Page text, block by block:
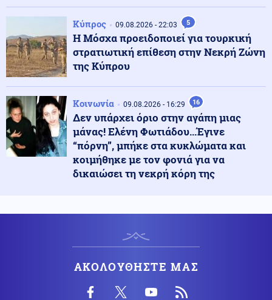
Κοινωνία 10.08.2026 - 10:12
Ρόδος: Νεκρός ανασύρθηκε από τη θάλασσα 72χρονος
Σουηδός τουρίστας
Ένοπλες Συρράξεις
Ρωσία: 456 ουκρανικά drones καταρρίφθηκαν κατά τη
διάρκεια της νύχτας
Κοινωνία 10.08.2026 - 09:55
Νεκρή 74χρονη γυναίκα στη Σκάλα Κατερίνης
Φωτιές στη Δυτική Αττική: Ξεκινούν σήμερα Δευτέρα
10/8 οι αιτήσεις για τις αποζημιώσεις
Μέση Ανατολή 10.08.2026 - 09:46
Κύπρος 09.08.2026 - 22:03 5
Η Μόσχα προειδοποιεί για τουρκική
στρατιωτική επίθεση στην Νεκρή Ζώνη
της Κύπρου
Κοινωνία 09.08.2026 - 16:29 16
Δεν υπάρχει όριο στην αγάπη μιας
μάνας! Ελένη Φωτιάδου...Έγινε
“πόρνη”, μπήκε στα κυκλώματα και
κοιμήθηκε με τον φονιά για να
δικαιώσει τη νεκρή κόρη της
ΑΚΟΛΟΥΘΗΣΤΕ ΜΑΣ